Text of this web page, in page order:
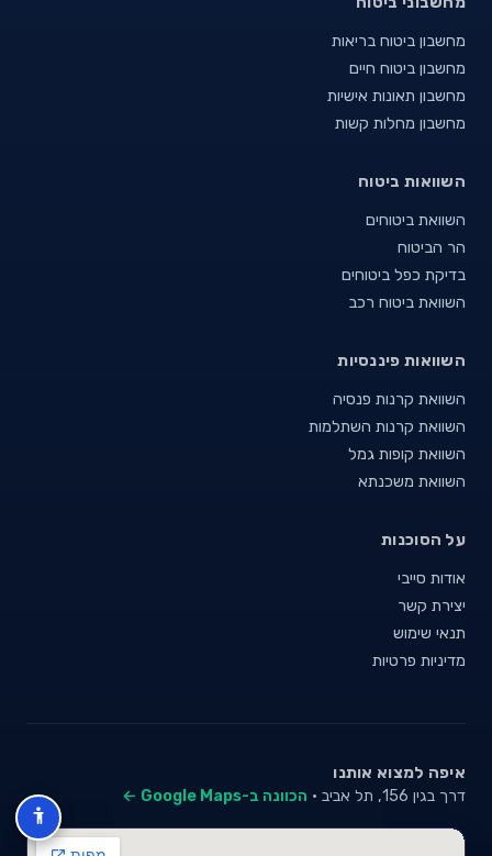
מחשבון ביטוח בריאות
מחשבון ביטוח חיים
מחשבון תאונות אישיות
מחשבון מחלות קשות
השוואות ביטוח
השוואת ביטוחים
הר הביטוח
בדיקת כפל ביטוחים
השוואת ביטוח רכב
השוואות פיננסיות
השוואת קרנות פנסיה
השוואת קרנות השתלמות
השוואת קופות גמל
השוואת משכנתא
על הסוכנות
אודות סייבי
יצירת קשר
תנאי שימוש
מדיניות פרטיות
איפה למצוא אותנו
דרך בגין 156, תל אביב · הכוונה ב-Google Maps ←